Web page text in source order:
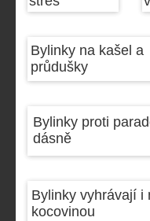
Bylinky na kašel a
průdušky
Bylinky proti
dásně
Bylinky vyhrávají i
kocovinou